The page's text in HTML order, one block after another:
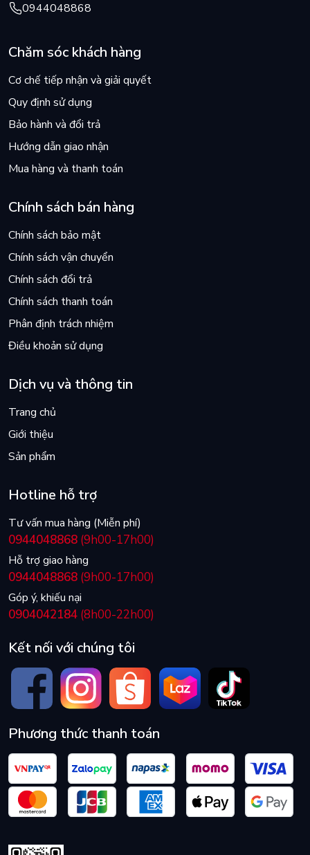
0944048868
Chăm sóc khách hàng
Cơ chế tiếp nhận và giải quyết
Quy định sử dụng
Bảo hành và đổi trả
Hướng dẫn giao nhận
Mua hàng và thanh toán
Chính sách bán hàng
Chính sách bảo mật
Chính sách vận chuyển
Chính sách đổi trả
Chính sách thanh toán
Phân định trách nhiệm
Điều khoản sử dụng
Dịch vụ và thông tin
Trang chủ
Giới thiệu
Sản phẩm
Hotline hỗ trợ
Tư vấn mua hàng (Miễn phí)
0944048868 (9h00-17h00)
Hỗ trợ giao hàng
0944048868 (9h00-17h00)
Góp ý, khiếu nại
0904042184 (8h00-22h00)
Kết nối với chúng tôi
Phương thức thanh toán